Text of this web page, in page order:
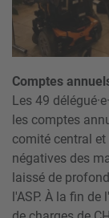
Comptes
Les 49
les comptes
comité central
négatives des
laissé de
l'ASP. À la fin